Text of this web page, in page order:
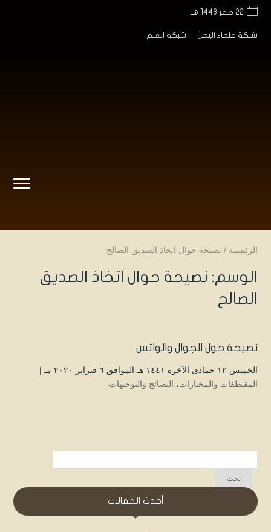
22 صفر 1448 هـ
شبكة علماء اليمن شبكة العلم
الرئيسية / نصيحة حوال اتخاذ الصديق الصالح
الوسم: نصيحة حوال اتخاذ الصديق
الصالح
نصيحة حول الجوال والواتس
الخميس ۱۲ جمادى الآخرة ۱٤٤۱ هـ الموافق ٦ فبراير ۲۰۲۰ مـ |
المقتطفات والمختارات، النصائح والتوجيهات
أحدث المقالات